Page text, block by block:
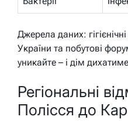
Джерела даних:
України та побутові
уникайте – і дім
Регіональні
Полісся до